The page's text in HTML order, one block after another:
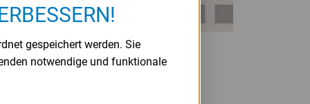
frischen Wind
hilft ihm dabei
gespeichert werden. Sie
notwendige und funktionale